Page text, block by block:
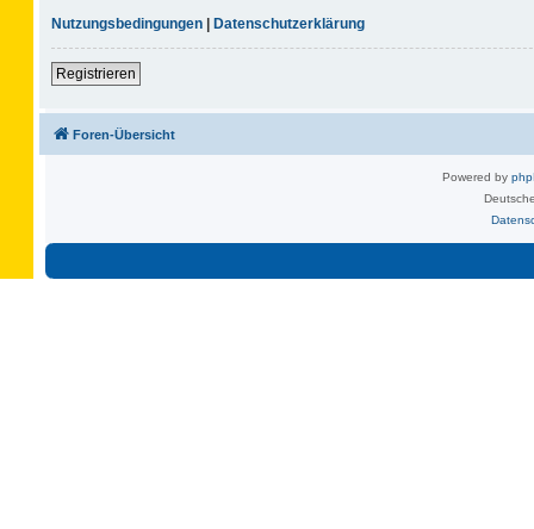
Nutzungsbedingungen | Datenschutzerklärung
Registrieren
Foren-Übersicht
Powered by